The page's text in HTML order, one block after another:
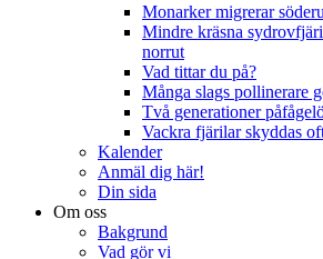
Monarker migrerar
Mindre kräsna
norrut
Vad tittar du på?
Många slags pollinerare
Två generationer
Vackra fjärilar skyddas
Kalender
Anmäl dig här!
Din sida
Om oss
Bakgrund
Vad gör vi